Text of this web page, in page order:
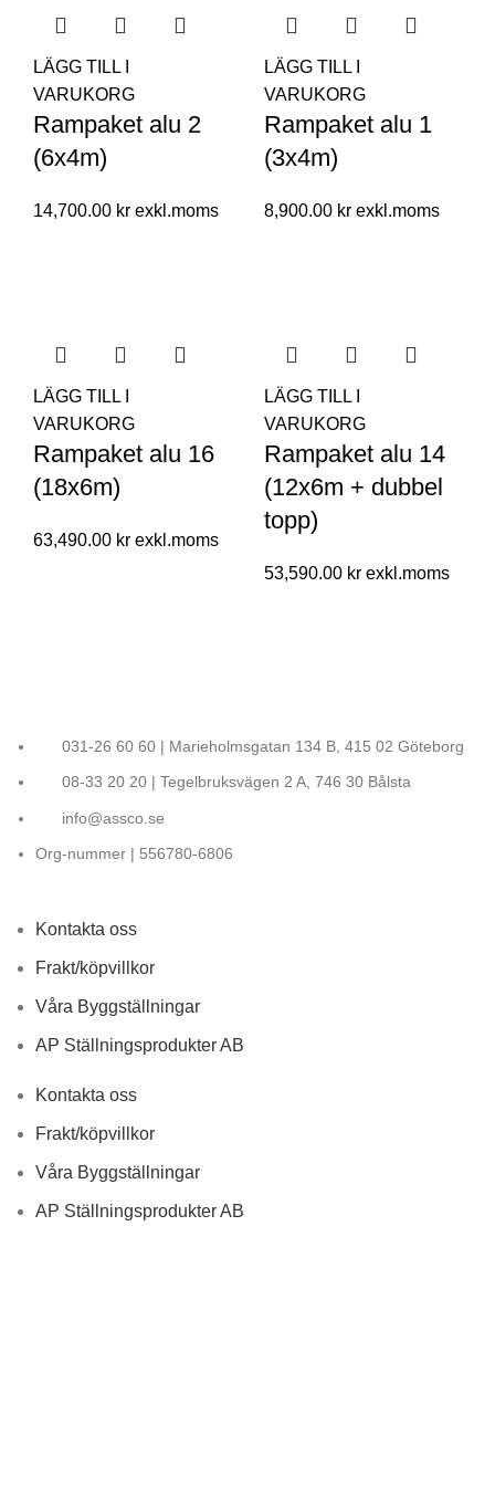
LÄGG TILL I
VARUKORG
Rampaket alu 2
(6x4m)
14,700.00 kr
LÄGG TILL I
VARUKORG
Rampaket alu 1
(3x4m)
8,900.00 kr
LÄGG TILL I
VARUKORG
Rampaket alu 16
(18x6m)
63,490.00 kr
LÄGG TILL I
VARUKORG
Rampaket alu 14
(12x6m + dubbel
topp)
53,590.00 kr
031-26 60 60 | Marieholmsgatan 134 B, 415 02 Göteborg
08-33 20 20 | Tegelbruksvägen 2 A, 746 30 Bålsta
info@assco.se
Org-nummer | 556780-6806
Kontakta oss
Frakt/köpvillkor
Våra Byggställningar
AP Ställningsprodukter AB
Kontakta oss
Frakt/köpvillkor
Våra Byggställningar
AP Ställningsprodukter AB